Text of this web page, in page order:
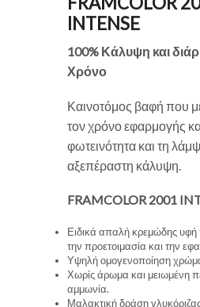
INTENSE
100% Κάλυψη και
Χρόνο
Καινοτόμος βαφή που
τον χρόνο εφαρμογής
φωτεινότητα και τη
αξεπέραστη κάλυψη.
FRAMCOLOR 2001
Ειδικά απαλή κρεμώδης υφή
την προετοιμασία και την
Υψηλή ομογενοποίηση
Χωρίς άρωμα και μειωμένη
αμμωνία.
Μαλακτική δράση